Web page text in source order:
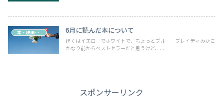
本・映画・動画 6月に読んだ本について
ぼくはイエローでホワイトで、ちょっとブルー ブレイディみかこ
かなり前からベストセラーだと思うけど、...
スポンサーリンク